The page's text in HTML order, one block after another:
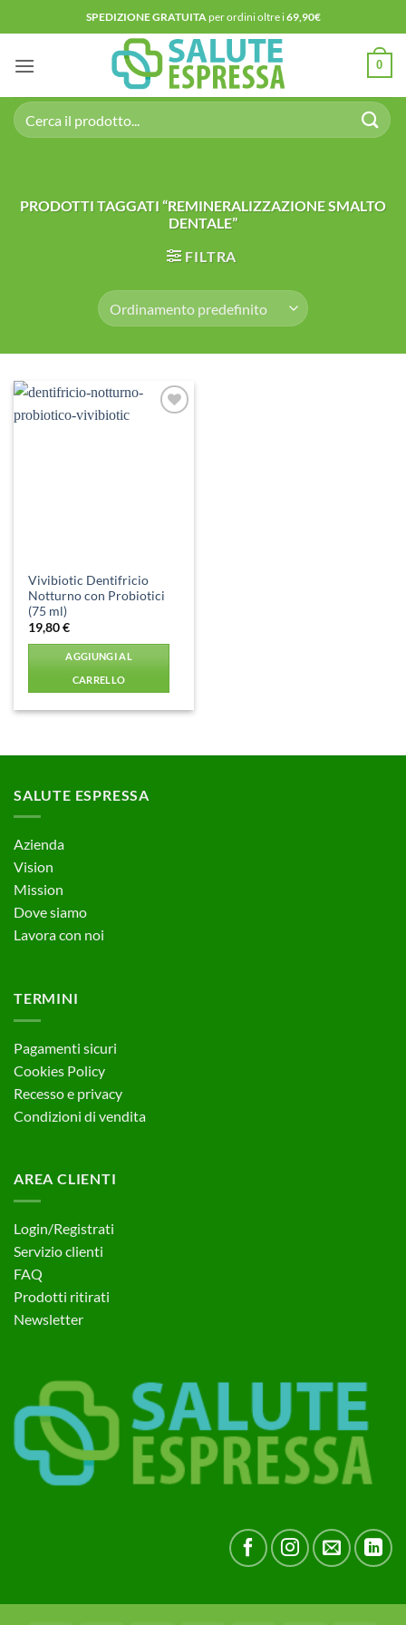
ai
contenuti
SPEDIZIONE GRATUITAper ordini oltre i69,90€
0
Cerca:
PRODOTTI TAGGATI “REMINERALIZZAZIONE SMALTO
DENTALE”
FILTRA
Vivibiotic Dentifricio
Notturno con Probiotici
(75 ml)
19,80€
AGGIUNGI AL
CARRELLO
SALUTE ESPRESSA
Azienda
Vision
Mission
Dove siamo
Lavora con noi
TERMINI
Pagamenti sicuri
Cookies Policy
Recesso e privacy
Condizioni di vendita
AREA CLIENTI
Login/Registrati
Servizio clienti
FAQ
Prodotti ritirati
Newsletter